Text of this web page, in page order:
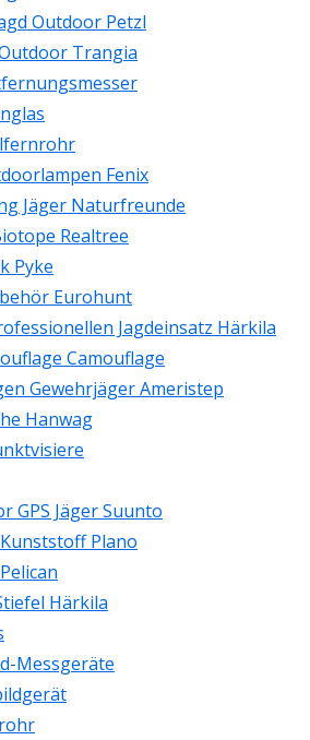
Outdoor Petzl
Trangia
Fenix
Jäger Naturfreunde
Realtree
Pyke
Eurohunt
Jagdeinsatz Härkila
Camouflage
Gewehrjäger Ameristep
Hanwag
GPS Jäger Suunto
Plano
Härkila
Messgeräte